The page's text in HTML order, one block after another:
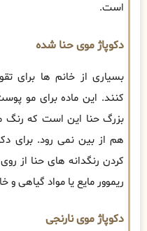
است.
دکوپاژ موی حنا شده
بسیاری از خانم ها برای
کنند. این ماده برای مو
بزرگ حنا این است که رنگ
هم از بین نمی رود. برای
کردن رنگدانه های حنا از
ریموور مایع یا مواد گیاهی و
دکوپاژ موی نارنجی